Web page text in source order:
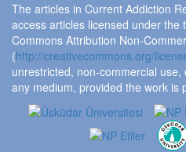
The articles in Current Addiction
access articles licensed under the
Commons Attribution Non-
(http://creativecommons.org/
unrestricted, non-commercial
any medium, provided the work is